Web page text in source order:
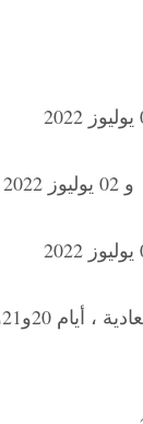
و 02 يوليوز 2022